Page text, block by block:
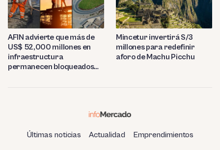
AFIN advierte que más de
US$ 52,000 millones en
infraestructura
permanecen bloqueados
Mincetur invertirá S/3
millones para redefinir
aforo de Machu Picchu
Últimas noticias Actualidad Emprendimientos